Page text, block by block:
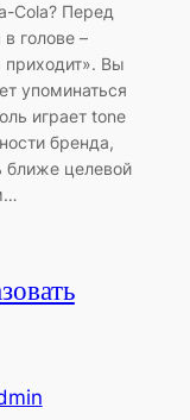
Cola? Перед
голове –
Вы
упоминаться
играет tone
бренда,
ближе целевой